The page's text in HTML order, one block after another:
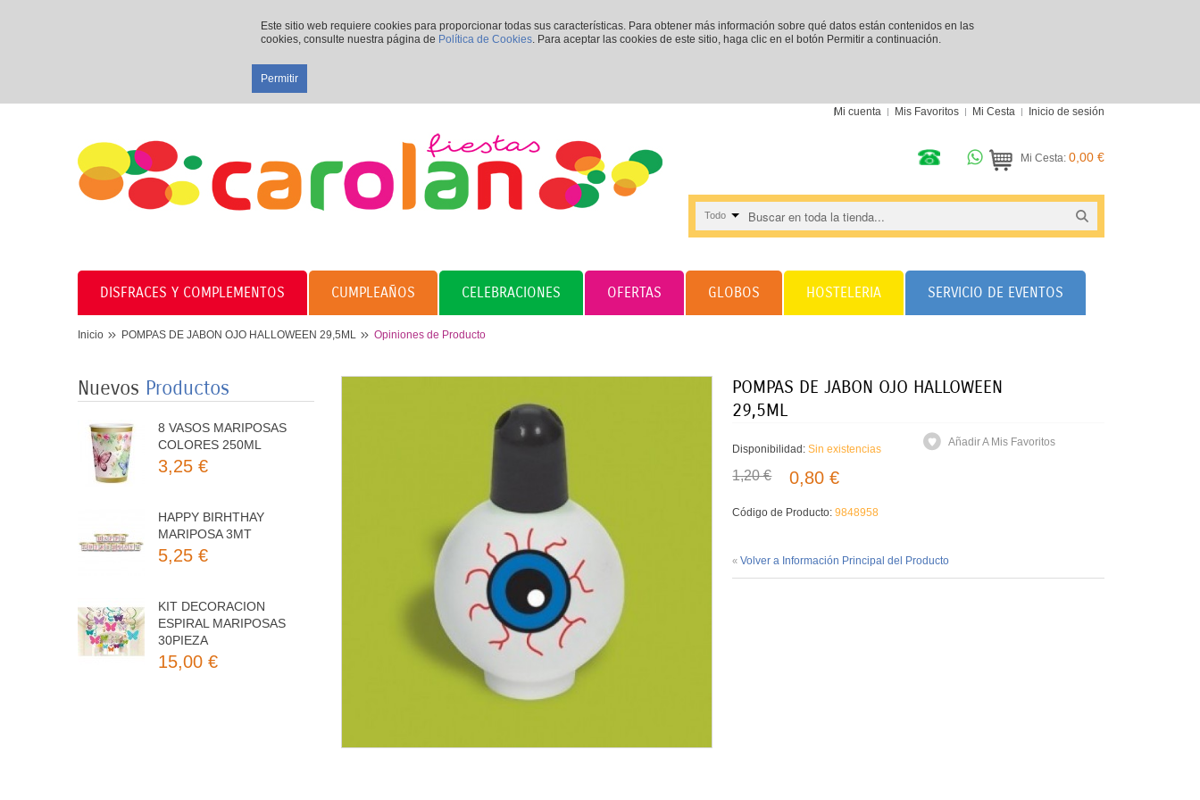
Este sitio web requiere cookies para proporcionar todas sus características. Para obtener más información sobre qué datos están contenidos en las
cookies, consulte nuestra página de Política de Cookies. Para aceptar las cookies de este sitio, haga clic en el botón Permitir a continuación.
Permitir
Mi cuenta Mis Favoritos Mi Cesta Inicio de sesión
Mi Cesta: 0,00 €
Todo
DISFRACES Y COMPLEMENTOS CUMPLEAÑOS CELEBRACIONES OFERTAS GLOBOS HOSTELERIA SERVICIO DE EVENTOS
Inicio POMPAS DE JABON OJO HALLOWEEN 29,5ML Opiniones de Producto
Nuevos Productos
8 PLATOS MARIPOSAS
8 VASOS MARIPOSAS
COLORES 250ML
3,25 €
HAPPY BIRHTHAY
MARIPOSA 3MT
5,25 €
KIT DECORACION
ESPIRAL MARIPOSAS
30PIEZA
15,00 €
POMPAS DE JABON OJO HALLOWEEN
29,5ML
Disponibilidad:Sin existencias
1,20 € 0,80 €
Código de Producto:9848958
Añadir A Mis Favoritos
«Volver a Información Principal del Producto